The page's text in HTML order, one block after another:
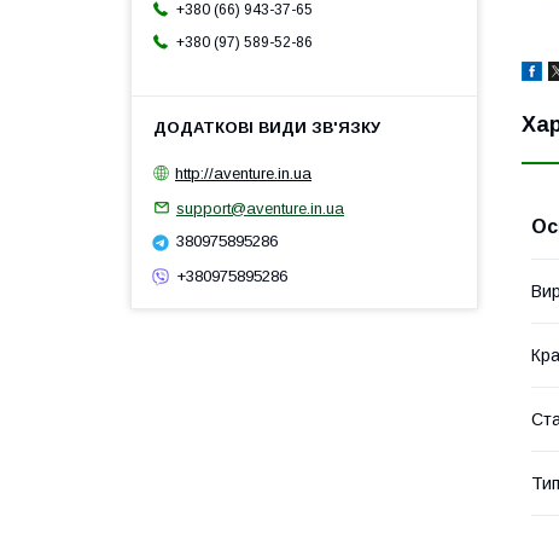
Тип
+380 (66) 943-37-65
+380 (97) 589-52-86
http://aventure.in.ua
support@aventure.in.ua
380975895286
+380975895286